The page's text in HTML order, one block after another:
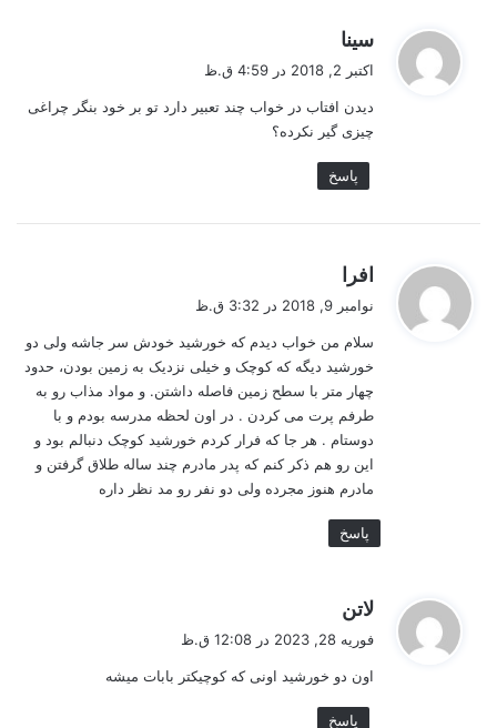
سینا
ت
:
اکتبر 2, 2018 در 4:59 ق.ظ
دیدن افتاب در خواب چند تعبیر دارد تو بر خود بنگر چراغی
چیزی گیر نکرده؟
پاسخ
افرا
ت
:
نوامبر 9, 2018 در 3:32 ق.ظ
سلام من خواب دیدم که خورشید خودش سر جاشه ولی دو
خورشید دیگه که کوچک و خیلی نزدیک به زمین بودن، حدود
چهار متر با سطح زمین فاصله داشتن. و مواد مذاب رو به
طرفم پرت می کردن . در اون لحظه مدرسه بودم و با
دوستام . هر جا که فرار کردم خورشید کوچک دنبالم بود و
این رو هم ذکر کنم که پدر مادرم چند ساله طلاق گرفتن و
مادرم هنوز مجرده ولی دو نفر رو مد نظر داره
پاسخ
لاتن
:
فوریه 28, 2023 در 12:08 ق.ظ
اون دو خورشید اونی که کوچیکتر بابات میشه
پاسخ